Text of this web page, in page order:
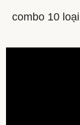
combo 10